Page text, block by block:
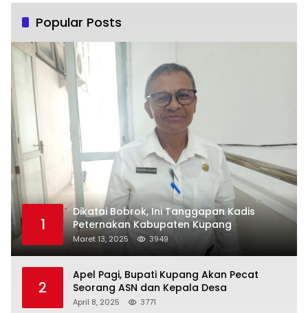
Popular Posts
1
Dikatai Bobrok, Ini Tanggapan Kadis
Peternakan Kabupaten Kupang
Maret 13, 2025 3949
2
Apel Pagi, Bupati Kupang Akan Pecat
Seorang ASN dan Kepala Desa
April 8, 2025 3771